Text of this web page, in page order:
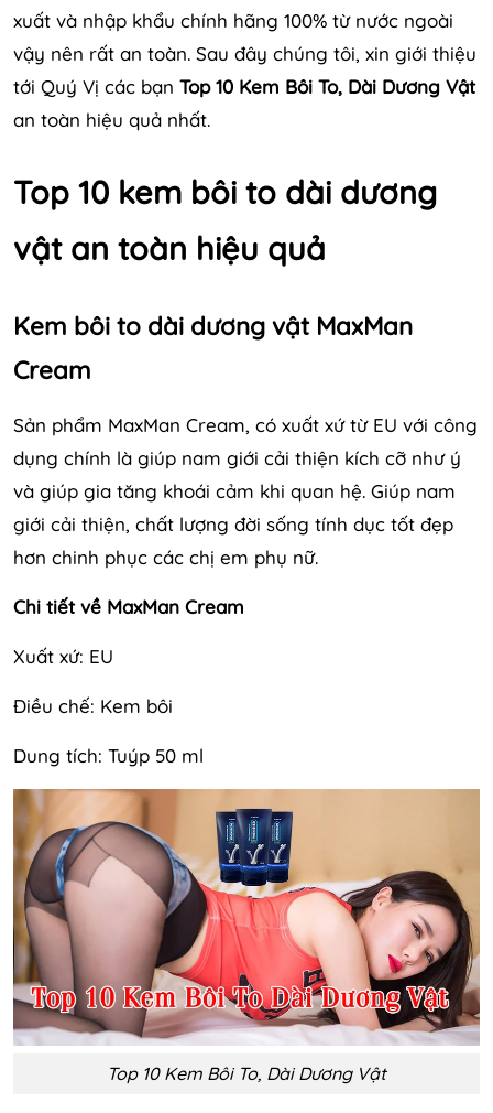
xuất và nhập khẩu chính hãng 100% từ nước ngoài
vậy nên rất an toàn. Sau đây chúng tôi, xin giới thiệu
tới Quý Vị các bạn Top 10 Kem Bôi To, Dài Dương Vật
an toàn hiệu quả nhất.
Top 10 kem bôi to dài dương
vật an toàn hiệu quả
Kem bôi to dài dương vật MaxMan
Cream
Sản phẩm MaxMan Cream, có xuất xứ từ EU với công
dụng chính là giúp nam giới cải thiện kích cỡ như ý
và giúp gia tăng khoái cảm khi quan hệ. Giúp nam
giới cải thiện, chất lượng đời sống tính dục tốt đẹp
hơn chinh phục các chị em phụ nữ.
Chi tiết về MaxMan Cream
Xuất xứ: EU
Điều chế: Kem bôi
Dung tích: Tuýp 50 ml
Top 10 Kem Bôi To, Dài Dương Vật